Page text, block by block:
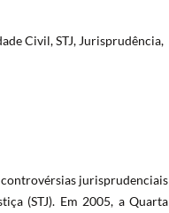
Civil, STJ, Jurisprudência,
jurisprudenciais
(STJ). Em 2005, a Quarta